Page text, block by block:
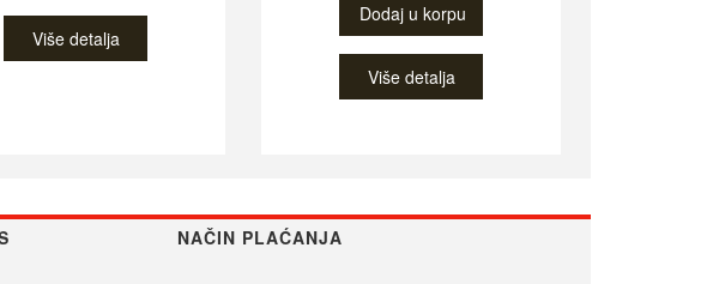
Više detalja
Dodaj u korpu
Više detalja
NAČIN PLAĆANJA